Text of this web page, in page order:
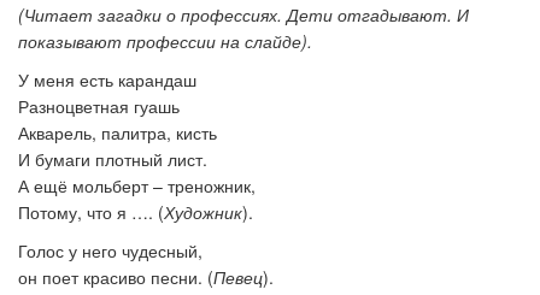
(Читает загадки о профес­сиях. Дети отгадывают. И
показывают профессии на слайде).
У меня есть карандаш
Разноцветная гуашь
Акварель, палитра, кисть
И бумаги плотный лист.
А ещё мольберт – треножник,
Потому, что я …. (Художник).
Голос у него чудесный,
он поет красиво песни. (Певец).